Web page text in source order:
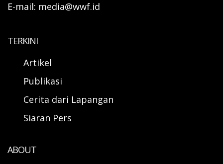
E-mail: media@wwf.id
TERKINI
Artikel
Publikasi
Cerita dari Lapangan
Siaran Pers
ABOUT